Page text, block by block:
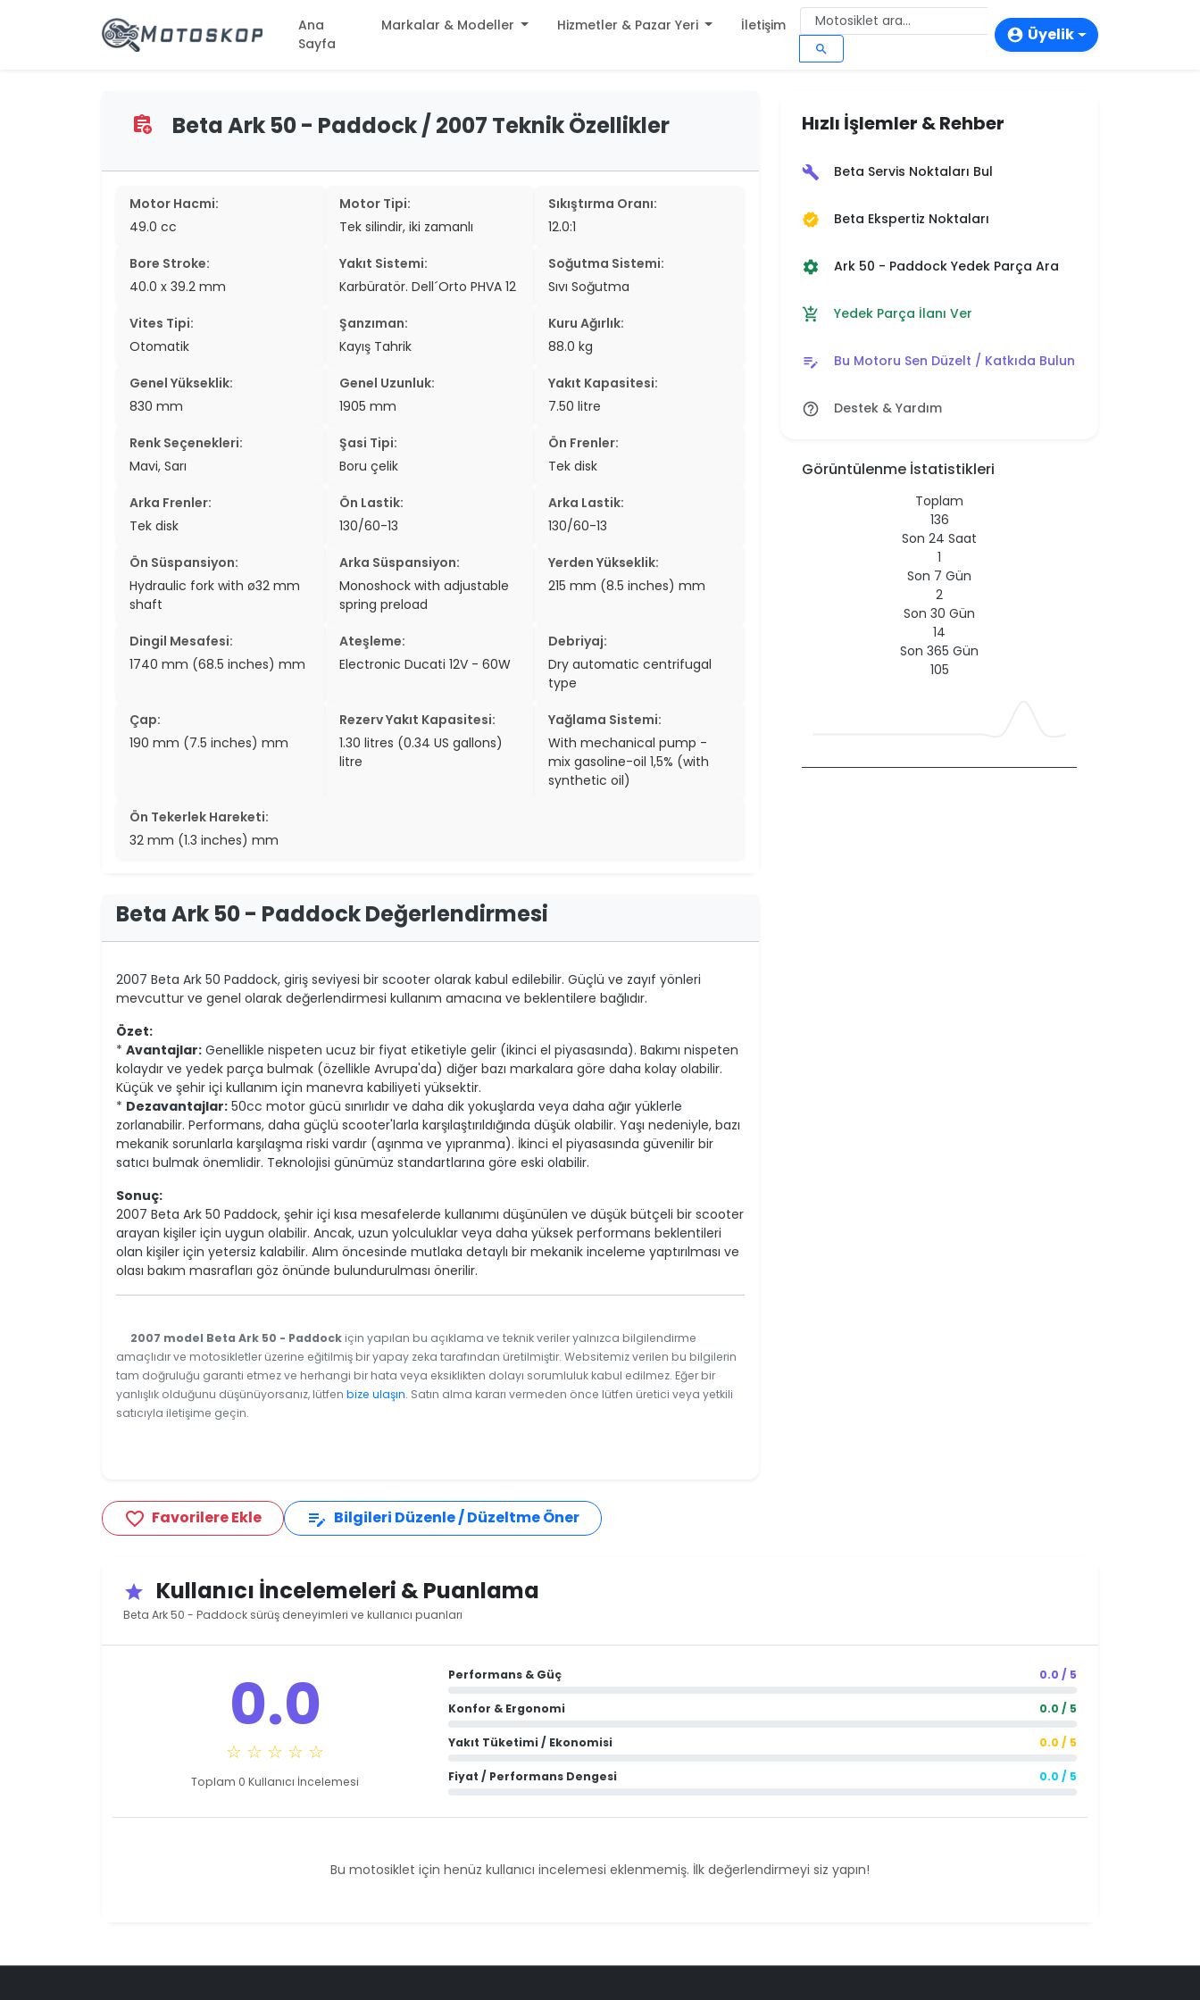
Ana
Sayfa
Markalar & Modeller
two_wheeler
two_wheeler
two_wheeler
two_wheeler
two_wheeler
grid_view
search
Hizmetler & Pazar Yeri
settings
İletişim
search
account_circle Üyelik
assignment_add Beta Ark 50 - Paddock / 2007 Teknik Özellikler
Motor Hacmi:
49.0 cc
Motor Tipi:
Tek silindir, iki zamanlı
Sıkıştırma Oranı:
12.0:1
Bore Stroke:
40.0 x 39.2 mm
Yakıt Sistemi:
Karbüratör. Dell´Orto PHVA 12
Soğutma Sistemi:
Sıvı Soğutma
Vites Tipi:
Otomatik
Şanzıman:
Kayış Tahrik
Kuru Ağırlık:
88.0 kg
Genel Yükseklik:
830 mm
Genel Uzunluk:
1905 mm
Yakıt Kapasitesi:
7.50 litre
Renk Seçenekleri:
Mavi, Sarı
Şasi Tipi:
Boru çelik
Ön Frenler:
Tek disk
Arka Frenler:
Tek disk
Ön Lastik:
130/60-13
Arka Lastik:
130/60-13
Ön Süspansiyon:
Hydraulic fork with ø32 mm
shaft
Arka Süspansiyon:
Monoshock with adjustable
spring preload
Yerden Yükseklik:
215 mm (8.5 inches) mm
Dingil Mesafesi:
1740 mm (68.5 inches) mm
Ateşleme:
Electronic Ducati 12V - 60W
Debriyaj:
Dry automatic centrifugal
type
Çap:
190 mm (7.5 inches) mm
Rezerv Yakıt Kapasitesi:
1.30 litres (0.34 US gallons)
litre
Yağlama Sistemi:
With mechanical pump -
mix gasoline-oil 1,5% (with
synthetic oil)
Ön Tekerlek Hareketi:
32 mm (1.3 inches) mm
Beta Ark 50 - Paddock Değerlendirmesi
2007 Beta Ark 50 Paddock, giriş seviyesi bir scooter olarak kabul edilebilir. Güçlü ve zayıf yönleri
mevcuttur ve genel olarak değerlendirmesi kullanım amacına ve beklentilere bağlıdır.
Özet:
* Avantajlar: Genellikle nispeten ucuz bir fiyat etiketiyle gelir (ikinci el piyasasında). Bakımı nispeten
kolaydır ve yedek parça bulmak (özellikle Avrupa'da) diğer bazı markalara göre daha kolay olabilir.
Küçük ve şehir içi kullanım için manevra kabiliyeti yüksektir.
* Dezavantajlar: 50cc motor gücü sınırlıdır ve daha dik yokuşlarda veya daha ağır yüklerle
zorlanabilir. Performans, daha güçlü scooter'larla karşılaştırıldığında düşük olabilir. Yaşı nedeniyle, bazı
mekanik sorunlarla karşılaşma riski vardır (aşınma ve yıpranma). İkinci el piyasasında güvenilir bir
satıcı bulmak önemlidir. Teknolojisi günümüz standartlarına göre eski olabilir.
Sonuç:
2007 Beta Ark 50 Paddock, şehir içi kısa mesafelerde kullanımı düşünülen ve düşük bütçeli bir scooter
arayan kişiler için uygun olabilir. Ancak, uzun yolculuklar veya daha yüksek performans beklentileri
olan kişiler için yetersiz kalabilir. Alım öncesinde mutlaka detaylı bir mekanik inceleme yaptırılması ve
olası bakım masrafları göz önünde bulundurulması önerilir.
2007 model Beta Ark 50 - Paddock için yapılan bu açıklama ve teknik veriler yalnızca bilgilendirme
amaçlıdır ve motosikletler üzerine eğitilmiş bir yapay zeka tarafından üretilmiştir. Websitemiz verilen bu bilgilerin
tam doğruluğu garanti etmez ve herhangi bir hata veya eksiklikten dolayı sorumluluk kabul edilmez. Eğer bir
yanlışlık olduğunu düşünüyorsanız, lütfen bize ulaşın. Satın alma kararı vermeden önce lütfen üretici veya yetkili
satıcıyla iletişime geçin.
Hızlı İşlemler & Rehber
build Beta Servis Noktaları Bul
verified Beta Ekspertiz Noktaları
settings Ark 50 - Paddock Yedek Parça Ara
add_shopping_cart Yedek Parça İlanı Ver
edit_note Bu Motoru Sen Düzelt / Katkıda Bulun
help_outline Destek & Yardım
Görüntülenme İstatistikleri
Toplam
136
Son 24 Saat
1
Son 7 Gün
2
Son 30 Gün
14
Son 365 Gün
105
favorite_border Favorilere Ekle edit_note Bilgileri Düzenle / Düzeltme Öner
star Kullanıcı İncelemeleri & Puanlama
Beta Ark 50 - Paddock sürüş deneyimleri ve kullanıcı puanları
0.0
☆ ☆ ☆ ☆ ☆
Toplam 0 Kullanıcı İncelemesi
Performans & Güç 0.0 / 5
Konfor & Ergonomi 0.0 / 5
Yakıt Tüketimi / Ekonomisi 0.0 / 5
Fiyat / Performans Dengesi 0.0 / 5
Bu motosiklet için henüz kullanıcı incelemesi eklenmemiş. İlk değerlendirmeyi siz yapın!